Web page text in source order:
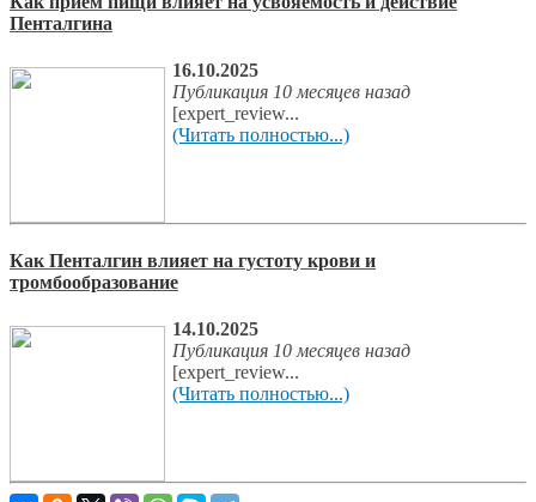
Пенталгина
16.10.2025
Публикация 10 месяцев назад
[expert_review...
(Читать полностью...)
Как Пенталгин влияет на густоту крови и
тромбообразование
14.10.2025
Публикация 10 месяцев назад
[expert_review...
(Читать полностью...)